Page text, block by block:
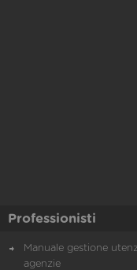
Professionisti
Manuale gestione
agenzie